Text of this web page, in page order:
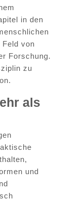
in den
von
Forschung.
zu
als
und